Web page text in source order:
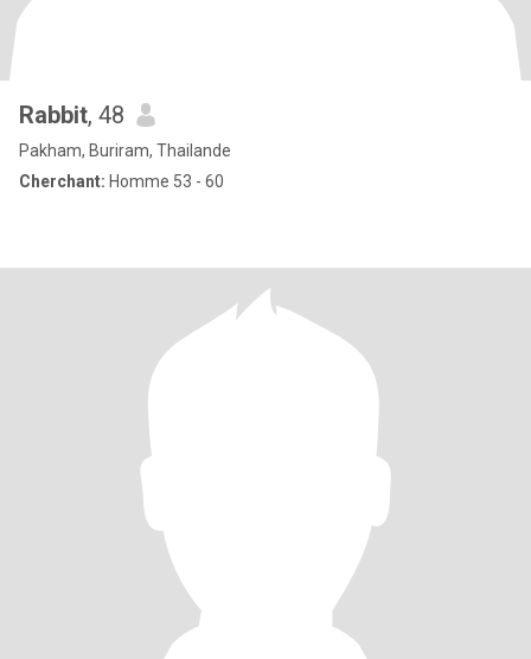
Rabbit, 48
Pakham, Buriram, Thailande
Cherchant: Homme 53 - 60